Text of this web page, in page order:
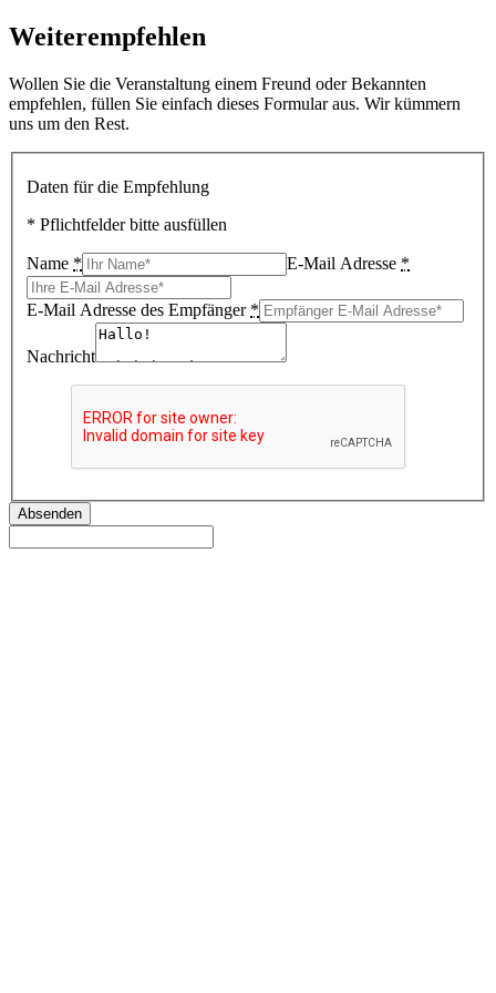
Weiterempfehlen
Wollen Sie die Veranstaltung einem Freund oder Bekannten
empfehlen, füllen Sie einfach dieses Formular aus. Wir kümmern
uns um den Rest.
Daten für die Empfehlung
* Pflichtfelder bitte ausfüllen
Name * E-Mail Adresse *
E-Mail Adresse des Empfänger *
Nachricht
Absenden